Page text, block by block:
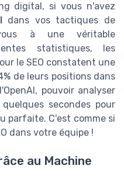
digital, si vous n'avez
dans vos tactiques de
vous à une véritable
statistiques, les
le SEO constatent une
de leurs positions dans
pouvoir analyser
secondes pour
parfaite. C'est comme si
dans votre équipe !
au Machine